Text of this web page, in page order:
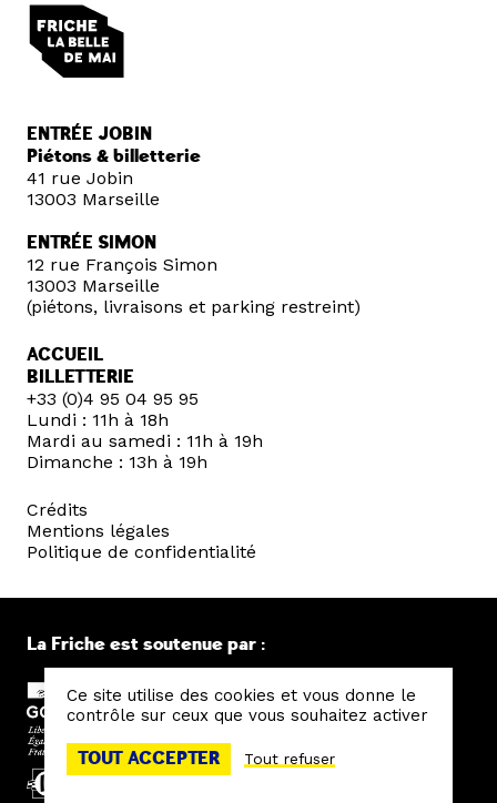
ENTRÉE JOBIN
Piétons & billetterie
41 rue Jobin
13003 Marseille
ENTRÉE SIMON
12 rue François Simon
13003 Marseille
(piétons, livraisons et parking restreint)
ACCUEIL
BILLETTERIE
+33 (0)4 95 04 95 95
Lundi : 11h à 18h
Mardi au samedi : 11h à 19h
Dimanche : 13h à 19h
Crédits
Mentions légales
Politique de confidentialité
La Friche est soutenue par :
Ce site utilise des cookies et vous donne le
contrôle sur ceux que vous souhaitez activer
TOUT ACCEPTER Tout refuser